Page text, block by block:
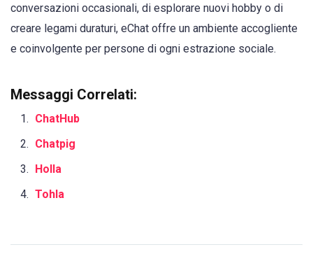
conversazioni occasionali, di esplorare nuovi hobby o di
creare legami duraturi, eChat offre un ambiente accogliente
e coinvolgente per persone di ogni estrazione sociale.
Messaggi Correlati:
ChatHub
Chatpig
Holla
Tohla